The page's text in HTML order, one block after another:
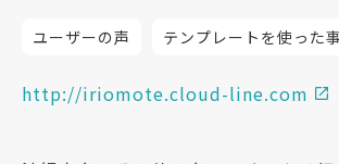
ユーザーの声 テンプレートを使った
http://iriomote.cloud-line.com